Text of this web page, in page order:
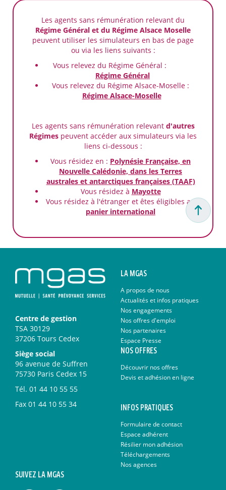
Les agents sans rémunération relevant du
Régime Général et du Régime Alsace Moselle
peuvent utiliser les simulateurs en bas de page
ou via les liens suivants :
Vous relevez du Régime Général :
Régime Général
Vous relevez du Régime Alsace-Moselle :
Régime Alsace-Moselle
Les agents sans rémunération relevant d'autres
Régimes peuvent accéder aux simulateurs via les
liens ci-dessous :
Vous résidez en : Polynésie Française, en
Nouvelle Calédonie, dans les Terres
australes et antarctiques françaises (TAAF)
Vous résidez à Mayotte
Vous résidez à l'étranger et êtes éligibles au
panier international
Centre de gestion
TSA 30129
37206 Tours Cedex
Siège social
96 avenue de Suffren
75730 Paris Cedex 15
Tél. 01 44 10 55 55
Fax 01 44 10 55 34
LA MGAS
A propos de nous
Actualités et infos pratiques
Nos engagements
Nos offres d'emploi
Nos partenaires
Espace Presse
NOS OFFRES
Découvrir nos offres
Devis et adhésion en ligne
INFOS PRATIQUES
Formulaire de contact
Espace adhérent
Résilier mon adhésion
Téléchargements
Nos agences
SUIVEZ LA MGAS